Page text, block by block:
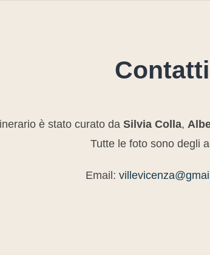
Contatti
è stato curato da Silvia Colla,
Tutte le foto sono degli
Email: